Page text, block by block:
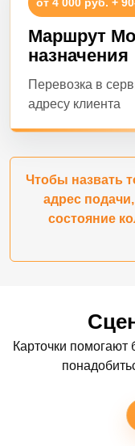
Маршрут
назначения
Перевозка в
адресу клиента
Чтобы назвать
адрес
состояние
Карточки помогают